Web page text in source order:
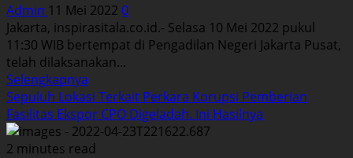
Produk
Turunannya
Diperiksa
Jampidsus
Admin 11 Mei 2022 0
Jakarta, inspirasitala.co.id.- Selasa 10 Mei 2022 pukul
11:30 WIB bertempat di Pengadilan Negeri Jakarta Pusat,
telah dilaksanakan...
Selengkapnya
more
about
Terpidana
Kasus
Sepuluh Lokasi Terkait Perkara Korupsi Pemberian
Fasilitas Ekspor CPO Digeladah. Ini Hasilnya
2 minutes read